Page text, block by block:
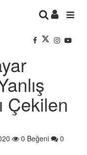
Çekilen
0 Beğeni
0